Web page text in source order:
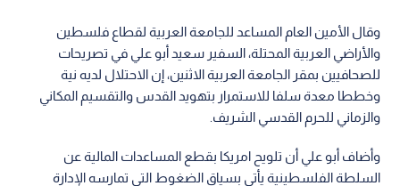
وقال الأمين العام المساعد للجامعة العربية لقطاع فلسطين
والأراضي العربية المحتلة، السفير سعيد أبو علي في تصريحات
للصحافيين بمقر الجامعة العربية الاثنين، إن الاحتلال لديه نية
وخططا معدة سلفا للاستمرار بتهويد القدس والتقسيم المكاني
والزماني للحرم القدسي الشريف.
وأضاف أبو علي أن تلويح امريكا بقطع المساعدات المالية عن
السلطة الفلسطينية يأتي بسياق الضغوط التي تمارسه الإدارة